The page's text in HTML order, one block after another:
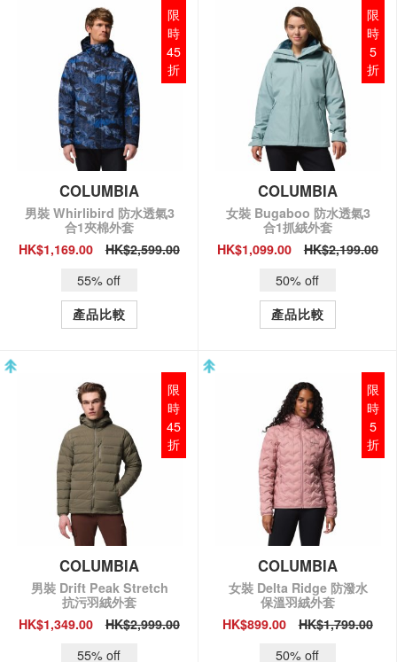
QUICK VIEW
COLUMBIA
男裝 Whirlibird 防水透氣3
合1夾棉外套
HK$1,169.00
HK$2,599.00
55% off
產品比較
限
時
45
折
QUICK VIEW
COLUMBIA
女裝 Bugaboo 防水透氣3
合1抓絨外套
HK$1,099.00
HK$2,199.00
50% off
產品比較
限
時
5
折
QUICK VIEW
COLUMBIA
男裝 Drift Peak Stretch
抗污羽絨外套
HK$1,349.00
HK$2,999.00
55% off
限
時
45
折
QUICK VIEW
COLUMBIA
女裝 Delta Ridge 防潑水
保溫羽絨外套
HK$899.00
HK$1,799.00
50% off
限
時
5
折